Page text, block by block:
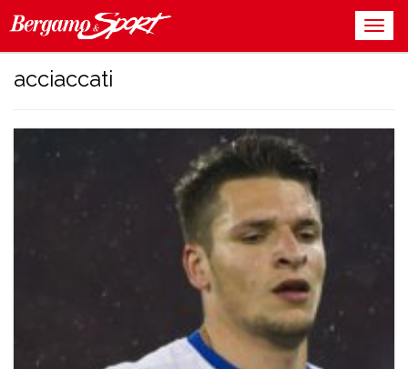
acciaccati